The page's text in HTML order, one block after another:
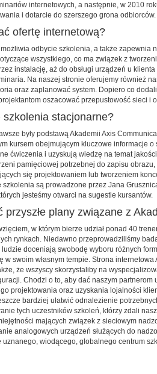
internetowych, a następnie, w 2010
i dotarcie do szerszego grona odbiorców.
ofertę internetową?
odbycie szkolenia, a także zapewnia
wszystkiego, co ma związek z
instalację, aż do obsługi urządzeń u
Na naszej stronie oferujemy również
oraz zaplanować system. Dopiero co
oszacować przepustowość sieci
stacjonarne?
były podstawą Akademii Axis
kursem obejmującym kluczowe informacje
ćwiczenia i uzyskują wiedzę na temat
pamięciowej potrzebnej do zapisu
się projektowaniem lub tworzeniem
są prowadzone przez Jana
jesteśmy otwarci na sugestie kursantów.
przyszłe plany związane z
w którym bierze udział ponad 40
rynkach. Niedawno przeprowadziliśmy
ludzie doceniają swobodę wyboru różnych
w swoim własnym tempie. Strona
że wszyscy skorzystaliby na
Chodzi o to, aby dać naszym
projektowania oraz uzyskania lojalności
bardziej ułatwić odnalezienie
tych uczestników szkoleń, którzy zdali
mających związek z sieciowym
analogowych urządzeń służących do
uznanego, wiodącego, globalnego centrum